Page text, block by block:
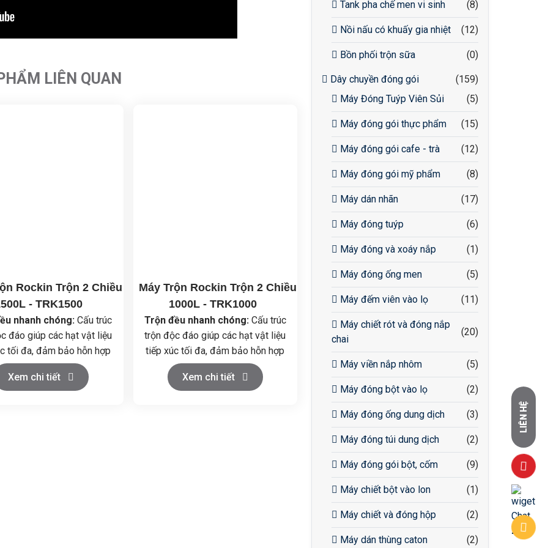
LIÊN QUAN
Rockin Trộn 2 Chiều
- TRK1500
nhanh chóng: Cấu trúc
đáo giúp các hạt vật liệu
tối đa, đảm bảo hỗn hợp
trong thời gian ngắn.
đơn giản:Điều khiển dễ
Xem chi tiết
Máy Trộn Rockin Trộn 2 Chiều
1000L - TRK1000
Trộn đều nhanh chóng:Cấu trúc
trộn độc đáo giúp các hạt vật liệu
tiếp xúc tối đa, đảm bảo hỗn hợp
đồng nhất trong thời gian ngắn.
Vận hành đơn giản:Điều khiển dễ
Xem chi tiết
Tank pha chế men vi sinh (8)
Nồi nấu có khuấy gia nhiệt (12)
Bồn phối trộn sữa (0)
Dây chuyền đóng gói
(159)
Máy Đóng Tuýp Viên Sủi
(5)
Máy đóng gói thực phẩm (15)
Máy đóng gói cafe - trà (12)
Máy đóng gói mỹ phẩm (8)
Máy dán nhãn (17)
Máy đóng tuýp (6)
Máy đóng và xoáy nắp (1)
Máy đóng ống men (5)
Máy đếm viên vào lọ (11)
Máy chiết rót và đóng nắp
chai
(20)
Máy viền nắp nhôm (5)
Máy đóng bột vào lọ (2)
Máy đóng ống dung dịch (3)
Máy đóng túi dung dịch (2)
Máy đóng gói bột, cốm (9)
Máy chiết bột vào lon (1)
Máy chiết và đóng hộp (2)
Máy dán thùng caton (2)
LIÊN HỆ